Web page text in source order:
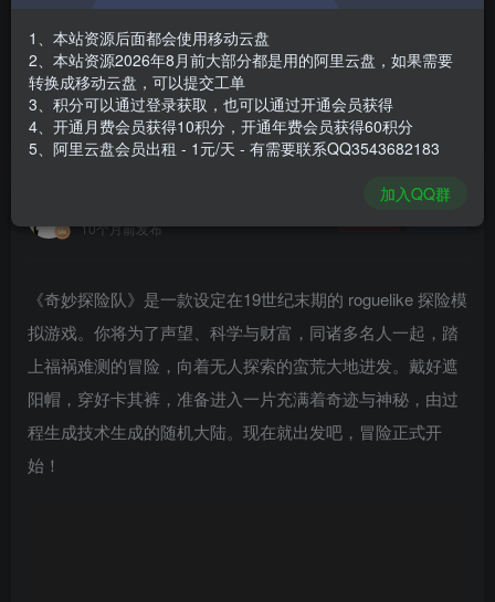
免费
登录购买
安装包大小
游戏本体大小
172.7 MB
10个月前发布
《奇妙探险队》是一款设定在19世纪末期的 roguelike 探险模
拟游戏。你将为了声望、科学与财富，同诸多名人一起，踏
上福祸难测的冒险，向着无人探索的蛮荒大地进发。戴好遮
阳帽，穿好卡其裤，准备进入一片充满着奇迹与神秘，由过
程生成技术生成的随机大陆。现在就出发吧，冒险正式开
始！
1、本站资源后面都会使用移动云盘
2、本站资源2026年8月前大部分都是用的阿里云盘，如果需要
转换成移动云盘，可以提交工单
3、积分可以通过登录获取，也可以通过开通会员获得
4、开通月费会员获得10积分，开通年费会员获得60积分
5、阿里云盘会员出租 - 1元/天 - 有需要联系QQ3543682183
加入QQ群